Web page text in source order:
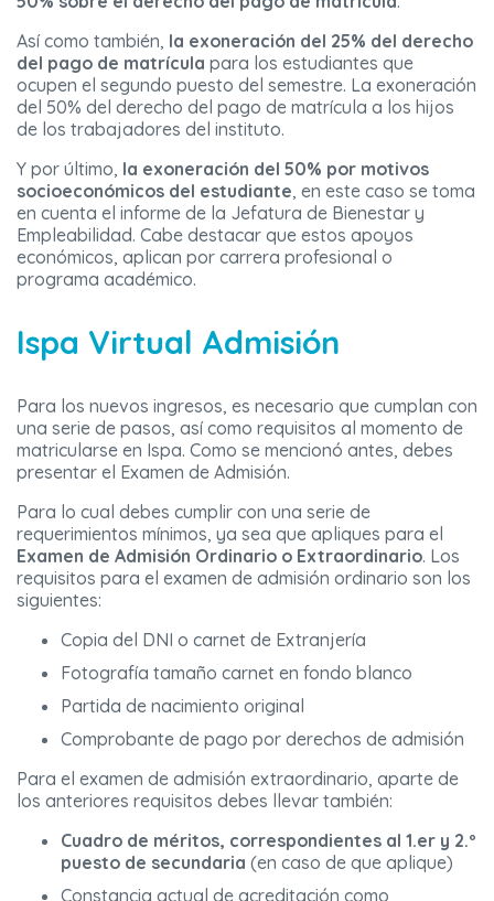
Así como también, la exoneración del 25% del derecho
del pago de matrícula para los estudiantes que
ocupen el segundo puesto del semestre. La exoneración
del 50% del derecho del pago de matrícula a los hijos
de los trabajadores del instituto.
Y por último, la exoneración del 50% por motivos
socioeconómicos del estudiante, en este caso se toma
en cuenta el informe de la Jefatura de Bienestar y
Empleabilidad. Cabe destacar que estos apoyos
económicos, aplican por carrera profesional o
programa académico.
Ispa Virtual Admisión
Para los nuevos ingresos, es necesario que cumplan con
una serie de pasos, así como requisitos al momento de
matricularse en Ispa. Como se mencionó antes, debes
presentar el Examen de Admisión.
Para lo cual debes cumplir con una serie de
requerimientos mínimos, ya sea que apliques para el
Examen de Admisión Ordinario o Extraordinario. Los
requisitos para el examen de admisión ordinario son los
siguientes:
Copia del DNI o carnet de Extranjería
Fotografía tamaño carnet en fondo blanco
Partida de nacimiento original
Comprobante de pago por derechos de admisión
Para el examen de admisión extraordinario, aparte de
los anteriores requisitos debes llevar también:
Cuadro de méritos, correspondientes al 1.er y 2.º
puesto de secundaria (en caso de que aplique)
Constancia actual de acreditación como